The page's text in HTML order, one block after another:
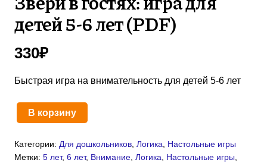
детей 5-6 лет (PDF)
330₽
Быстрая игра на внимательность для детей 5-6 лет
Количество
Звери
В корзину
Категории: Для дошкольников Логика
Настольные игры
Метки: 5 лет, 6 лет, Внимание Логика Настольные игры